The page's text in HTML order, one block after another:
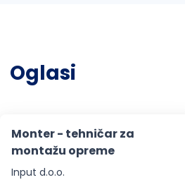
Oglasi
Monter - tehničar za
montažu opreme
Input d.o.o.